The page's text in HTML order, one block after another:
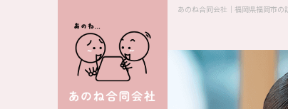
あのね合同会社｜福岡県福岡市